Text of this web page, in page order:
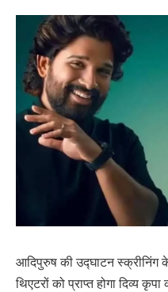
आदिपुरुष की उद्घाटन स्क्रीनिंग
थिएटरों को प्राप्त होगा दिव्य कृपा